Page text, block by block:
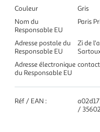
Couleur
Gris
Nom du
Responsable EU
Paris
Adresse postale du
Responsable EU
Zi de
Adresse électronique
du Responsable EU
Réf / EAN :
/